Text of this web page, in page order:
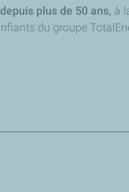
depuis plus de 50 ans, à
du groupe
estle partenaire